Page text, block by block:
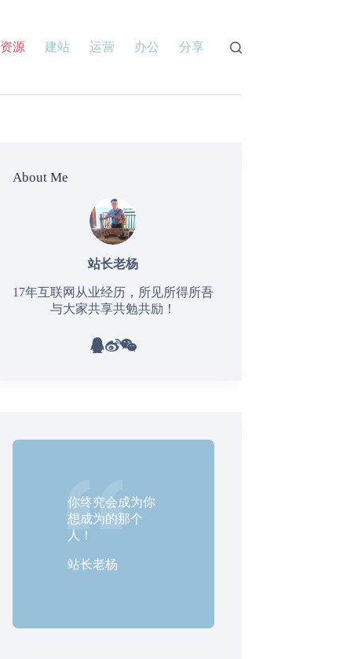
资源 建站 运营 办公 分享
About Me
站长老杨
17年互联网从业经历，所见所得所吾
与大家共享共勉共励！
你终究会成为你
想成为的那个
人！
站长老杨